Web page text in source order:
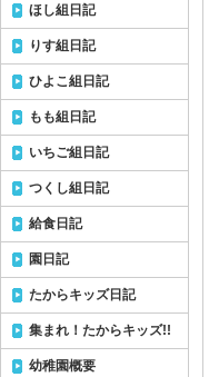
ほし組日記
りす組日記
ひよこ組日記
もも組日記
いちご組日記
つくし組日記
給食日記
園日記
たからキッズ日記
集まれ！たからキッズ!!
幼稚園概要